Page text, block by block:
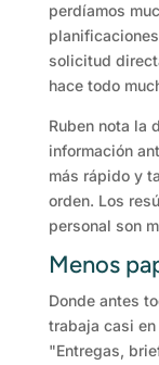
perdíamos
solicitud
hace todo
Ruben nota la
información
más rápido y
orden. Los
personal son
Menos
Donde antes
trabaja casi
"Entregas,